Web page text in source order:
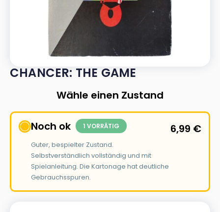
CHANCER: THE GAME
Wähle einen Zustand
Noch ok 1 VORRÄTIG
Guter, bespielter Zustand.
Selbstverständlich vollständig und mit
Spielanleitung. Die Kartonage hat deutliche
Gebrauchsspuren.
6,99 €